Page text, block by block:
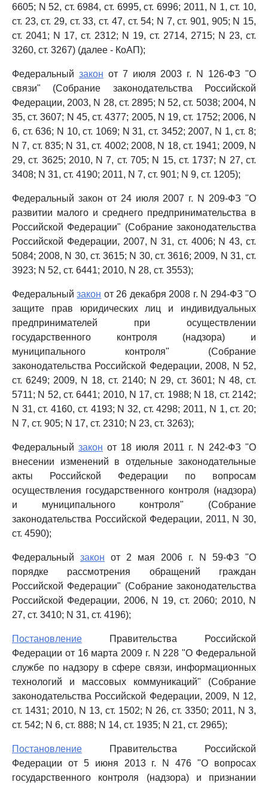
6605; N 52, ст. 6984, ст. 6995, ст. 6996; 2011, N 1, ст. 10,
ст. 23, ст. 29, ст. 33, ст. 47, ст. 54; N 7, ст. 901, 905; N 15,
ст. 2041; N 17, ст. 2312; N 19, ст. 2714, 2715; N 23, ст.
3260, ст. 3267) (далее - КоАП);
Федеральный закон от 7 июля 2003 г. N 126-ФЗ "О
связи" (Собрание законодательства Российской
Федерации, 2003, N 28, ст. 2895; N 52, ст. 5038; 2004, N
35, ст. 3607; N 45, ст. 4377; 2005, N 19, ст. 1752; 2006, N
6, ст. 636; N 10, ст. 1069; N 31, ст. 3452; 2007, N 1, ст. 8;
N 7, ст. 835; N 31, ст. 4002; 2008, N 18, ст. 1941; 2009, N
29, ст. 3625; 2010, N 7, ст. 705; N 15, ст. 1737; N 27, ст.
3408; N 31, ст. 4190; 2011, N 7, ст. 901; N 9, ст. 1205);
Федеральный закон от 24 июля 2007 г. N 209-ФЗ "О
развитии малого и среднего предпринимательства в
Российской Федерации" (Собрание законодательства
Российской Федерации, 2007, N 31, ст. 4006; N 43, ст.
5084; 2008, N 30, ст. 3615; N 30, ст. 3616; 2009, N 31, ст.
3923; N 52, ст. 6441; 2010, N 28, ст. 3553);
Федеральныйзакон от 26 декабря 2008 г. N 294-ФЗ "О
защите прав юридических лиц и индивидуальных
предпринимателей при осуществлении
государственного контроля (надзора) и
муниципального контроля" (Собрание
законодательства Российской Федерации, 2008, N 52,
ст. 6249; 2009, N 18, ст. 2140; N 29, ст. 3601; N 48, ст.
5711; N 52, ст. 6441; 2010, N 17, ст. 1988; N 18, ст. 2142;
N 31, ст. 4160, ст. 4193; N 32, ст. 4298; 2011, N 1, ст. 20;
N 7, ст. 905; N 17, ст. 2310; N 23, ст. 3263);
Федеральный закон от 18 июля 2011 г. N 242-ФЗ "О
внесении изменений в отдельные законодательные
акты Российской Федерации по вопросам
осуществления государственного контроля (надзора)
и муниципального контроля" (Собрание
законодательства Российской Федерации, 2011, N 30,
ст. 4590);
Федеральный закон от 2 мая 2006 г. N 59-ФЗ "О
порядке рассмотрения обращений граждан
Российской Федерации" (Собрание законодательства
Российской Федерации, 2006, N 19, ст. 2060; 2010, N
27, ст. 3410; N 31, ст. 4196);
Постановление Правительства Российской
Федерации от 16 марта 2009 г. N 228 "О Федеральной
службе по надзору в сфере связи, информационных
технологий и массовых коммуникаций" (Собрание
законодательства Российской Федерации, 2009, N 12,
ст. 1431; 2010, N 13, ст. 1502; N 26, ст. 3350; 2011, N 3,
ст. 542; N 6, ст. 888; N 14, ст. 1935; N 21, ст. 2965);
Постановление Правительства Российской
Федерации от 5 июня 2013 г. N 476 "О вопросах
государственного контроля (надзора) и признании